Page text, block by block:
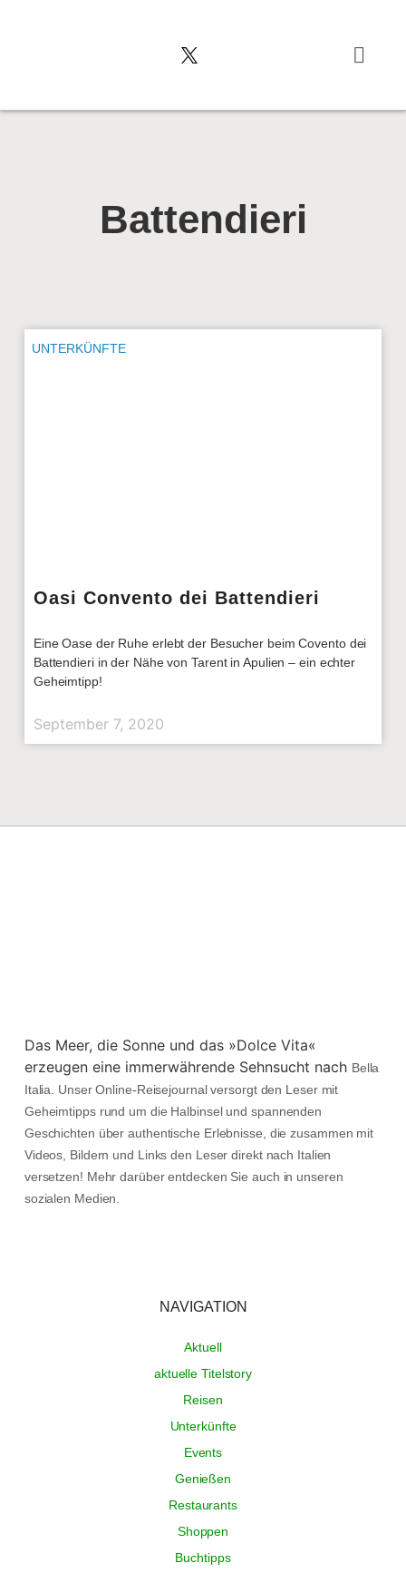
Battendieri
UNTERKÜNFTE
Oasi Convento dei Battendieri
Eine Oase der Ruhe erlebt der Besucher beim Covento dei
Battendieri in der Nähe von Tarent in Apulien – ein echter
Geheimtipp!
September 7, 2020
Das Meer, die Sonne und das »Dolce Vita«
erzeugen eine immerwährende Sehnsucht nach Bella
Italia. Unser Online-Reisejournal versorgt den Leser mit
Geheimtipps rund um die Halbinsel und spannenden
Geschichten über authentische Erlebnisse, die zusammen mit
Videos, Bildern und Links den Leser direkt nach Italien
versetzen! Mehr darüber entdecken Sie auch in unseren
sozialen Medien.
NAVIGATION
Aktuell
aktuelle Titelstory
Reisen
Unterkünfte
Events
Genießen
Restaurants
Shoppen
Buchtipps